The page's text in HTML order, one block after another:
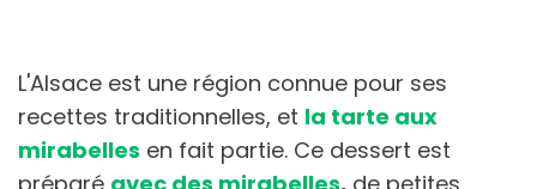
L'Alsace est une région connue pour ses
recettes traditionnelles, et la tarte aux
mirabelles en fait partie. Ce dessert est